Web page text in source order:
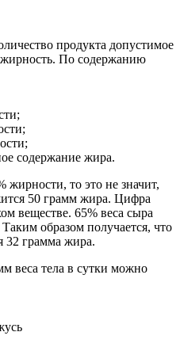
продукта допустимое
жирность. По содержанию
содержание жира.
жирности, то это не значит,
50 грамм жира. Цифра
веществе. 65% веса сыра
образом получается, что
32 грамма жира.
веса тела в сутки можно